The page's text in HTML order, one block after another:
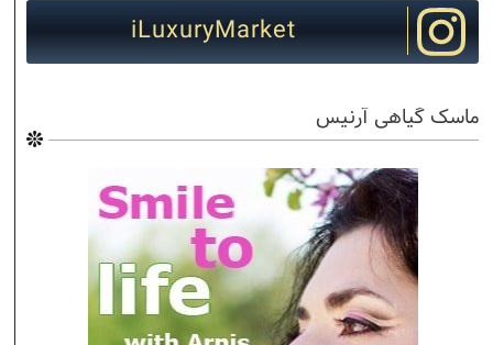
iLuxuryMarket
ماسک گیاهی آرنیس